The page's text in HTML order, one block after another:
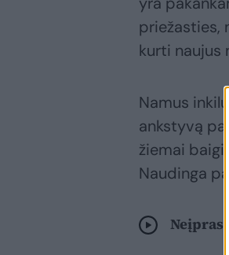
priežasties,
kurti naujus
Namus
ankstyvą
žiemai
Naudinga